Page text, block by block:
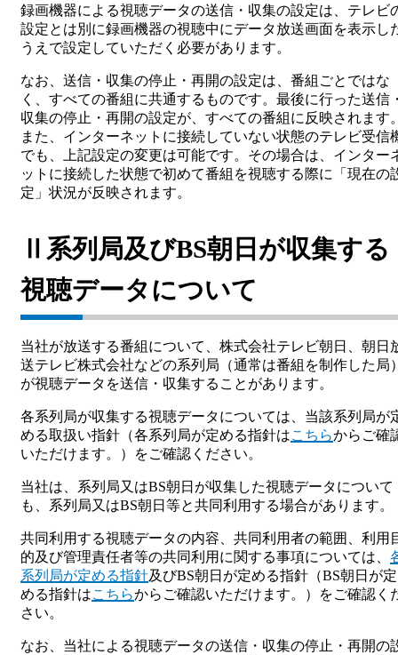
録画機器による視聴データの送信・収集の設定は、テレビ
設定とは別に録画機器の視聴中にデータ放送画面を表示し
うえで設定していただく必要があります。
なお、送信・収集の停止・再開の設定は、番組ごとではな
く、すべての番組に共通するものです。最後に行った送信
収集の停止・再開の設定が、すべての番組に反映されます
また、インターネットに接続していない状態のテレビ受信
でも、上記設定の変更は可能です。その場合は、インター
ットに接続した状態で初めて番組を視聴する際に「現在の
定」状況が反映されます。
Ⅱ系列局及びBS朝日が収集する
視聴データについて
当社が放送する番組について、株式会社テレビ朝日、朝日
送テレビ株式会社などの系列局（通常は番組を制作した局
が視聴データを送信・収集することがあります。
各系列局が収集する視聴データについては、当該系列局が
める取扱い指針（各系列局が定める指針はこちらからご確
いただけます。）をご確認ください。
当社は、系列局又はBS朝日が収集した視聴データについて
も、系列局又はBS朝日等と共同利用する場合があります。
共同利用する視聴データの内容、共同利用者の範囲、利用
的及び管理責任者等の共同利用に関する事項については、
系列局が定める指針及びBS朝日が定める指針（BS朝日が定
める指針はこちらからご確認いただけます。）をご確認く
さい。
なお、当社による視聴データの送信・収集の停止・再開の